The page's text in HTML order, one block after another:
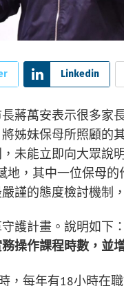
Linkedin
蔣萬安表示很多家
姊妹保母所照顧的
未能立即向大眾說
地，其中一位保母
謹的態度檢討機制
護計畫。說明如下：
操作課程時數，並
，每年有18小時在